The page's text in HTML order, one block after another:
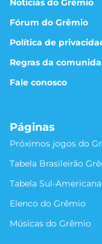
Notícias do Grêmio
Fórum do Grêmio
Política de
Regras da
Fale conosco
Páginas
Próximos jogos do
Tabela Brasileirão
Tabela Sul-
Elenco do Grêmio
Músicas do Grêmio